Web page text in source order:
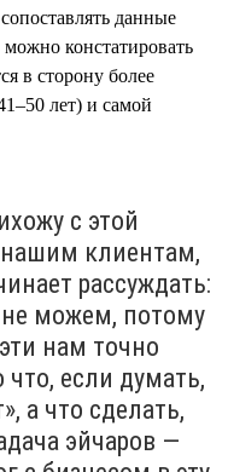
данные
констатировать
в сторону более
лет) и самой
с этой
клиентам,
рассуждать:
можем, потому
нам точно
если думать,
а что сделать,
эйчаров —